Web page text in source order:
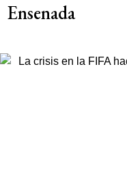
Ensenada